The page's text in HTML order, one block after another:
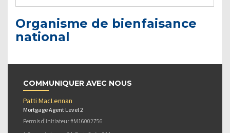
Organisme de bienfaisance
national
COMMUNIQUER AVEC NOUS
Patti MacLennan
Mortgage Agent Level 2
Permis d’initiateur #M16002756